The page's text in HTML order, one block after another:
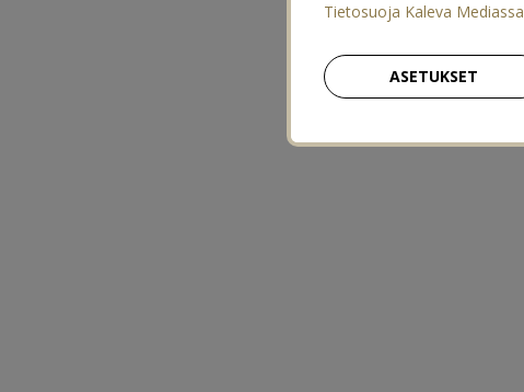
Tietosuoja Kaleva Mediassa
ASETUKSET